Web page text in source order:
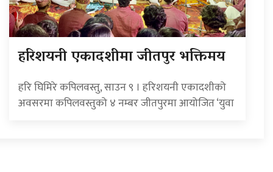
हरिशयनी एकादशीमा जीतपुर भक्तिमय
हरि घिमिरे कपिलवस्तु, साउन ९ । हरिशयनी एकादशीको
अवसरमा कपिलवस्तुको ४ नम्बर जीतपुरमा आयोजित ‘युवा